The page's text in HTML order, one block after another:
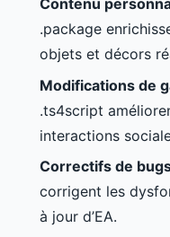
Contenu
.package
objets et décors
Modifications de
.ts4script
interactions
Correctifs de
corrigent les
à jour d’EA.